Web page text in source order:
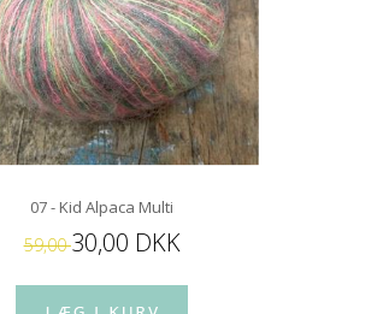
07 - Kid Alpaca Multi
59,0030,00 DKK